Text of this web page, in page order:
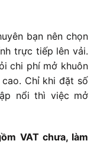
bạn nên chọn
trực tiếp lên vải.
chi phí mở khuôn
Chỉ khi đặt số
nổi thì việc mở
VAT chưa, làm